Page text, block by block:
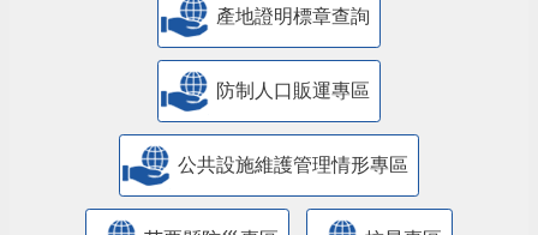
產地證明標章查詢
防制人口販運專區
​公共設施維護管理情形專區